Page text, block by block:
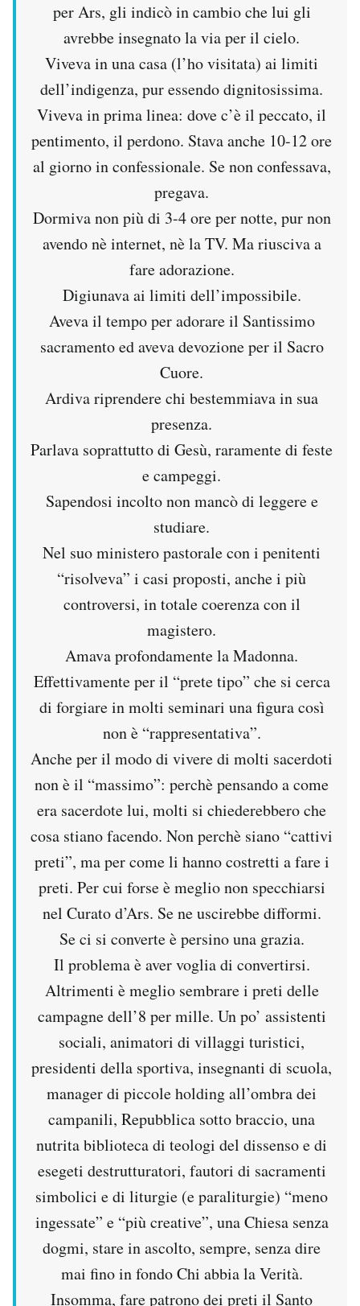
per Ars, gli indicò in cambio che lui gli
avrebbe insegnato la via per il cielo.
Viveva in una casa (l’ho visitata) ai limiti
dell’indigenza, pur essendo dignitosissima.
Viveva in prima linea: dove c’è il peccato, il
pentimento, il perdono. Stava anche 10-12 ore
al giorno in confessionale. Se non confessava,
pregava.
Dormiva non più di 3-4 ore per notte, pur non
avendo nè internet, nè la TV. Ma riusciva a
fare adorazione.
Digiunava ai limiti dell’impossibile.
Aveva il tempo per adorare il Santissimo
sacramento ed aveva devozione per il Sacro
Cuore.
Ardiva riprendere chi bestemmiava in sua
presenza.
Parlava soprattutto di Gesù, raramente di feste
e campeggi.
Sapendosi incolto non mancò di leggere e
studiare.
Nel suo ministero pastorale con i penitenti
“risolveva” i casi proposti, anche i più
controversi, in totale coerenza con il
magistero.
Amava profondamente la Madonna.
Effettivamente per il “prete tipo” che si cerca
di forgiare in molti seminari una figura così
non è “rappresentativa”.
Anche per il modo di vivere di molti sacerdoti
non è il “massimo”: perchè pensando a come
era sacerdote lui, molti si chiederebbero che
cosa stiano facendo. Non perchè siano “cattivi
preti”, ma per come li hanno costretti a fare i
preti. Per cui forse è meglio non specchiarsi
nel Curato d’Ars. Se ne uscirebbe difformi.
Se ci si converte è persino una grazia.
Il problema è aver voglia di convertirsi.
Altrimenti è meglio sembrare i preti delle
campagne dell’8 per mille. Un po’ assistenti
sociali, animatori di villaggi turistici,
presidenti della sportiva, insegnanti di scuola,
manager di piccole holding all’ombra dei
campanili, Repubblica sotto braccio, una
nutrita biblioteca di teologi del dissenso e di
esegeti destrutturatori, fautori di sacramenti
simbolici e di liturgie (e paraliturgie) “meno
ingessate” e “più creative”, una Chiesa senza
dogmi, stare in ascolto, sempre, senza dire
mai fino in fondo Chi abbia la Verità.
Insomma, fare patrono dei preti il Santo